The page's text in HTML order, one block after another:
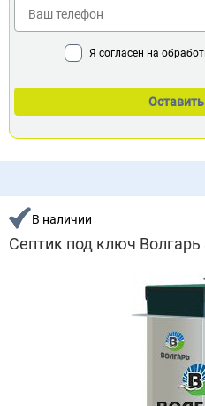
Я согласен на
В наличии
Септик под ключ Волгарь